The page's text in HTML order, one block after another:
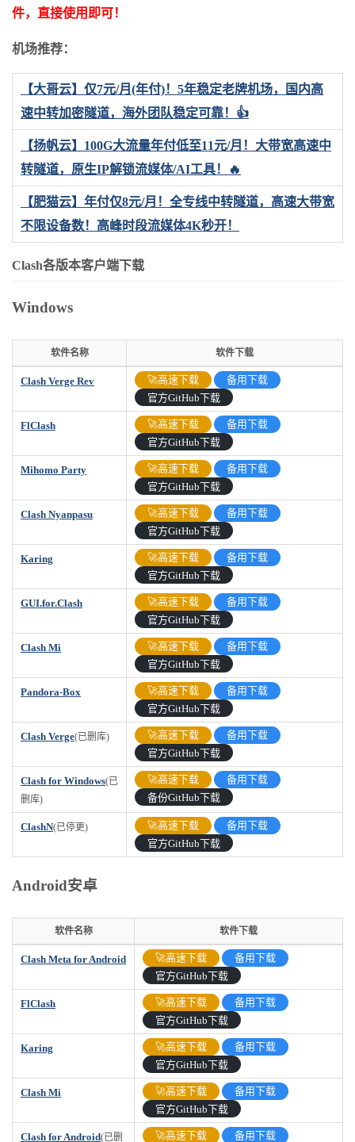
件，直接使用即可！
机场推荐：
【大哥云】仅7元/月(年付)！5年稳定老牌机场，国内高
速中转加密隧道，海外团队稳定可靠！👍
【扬帆云】100G大流量年付低至11元/月！大带宽高速中
转隧道，原生IP解锁流媒体/AI工具！🔥
【肥猫云】年付仅8元/月！全专线中转隧道，高速大带宽
不限设备数！高峰时段流媒体4K秒开！
Clash各版本客户端下载
Windows
软件名称 软件下载
软件名称 软件下载
Clash Verge Rev 🚀高速下载
备用下载
官方GitHub下载
FlClash 🚀高速下载
备用下载
官方GitHub下载
Mihomo Party 🚀高速下载
备用下载
官方GitHub下载
Clash Nyanpasu 🚀高速下载
备用下载
官方GitHub下载
Karing 🚀高速下载
备用下载
官方GitHub下载
GUI.for.Clash 🚀高速下载
备用下载
官方GitHub下载
Clash Mi 🚀高速下载
备用下载
官方GitHub下载
Pandora-Box 🚀高速下载
备用下载
官方GitHub下载
Clash Verge(已删库) 🚀高速下载
备用下载
官方GitHub下载
Clash for Windows(已
删库)
🚀高速下载
备用下载
备份GitHub下载
ClashN(已停更) 🚀高速下载
备用下载
官方GitHub下载
Android安卓
软件名称 软件下载
软件名称 软件下载
Clash Meta for Android 🚀高速下载
备用下载
官方GitHub下载
FlClash 🚀高速下载
备用下载
官方GitHub下载
Karing 🚀高速下载
备用下载
官方GitHub下载
Clash Mi 🚀高速下载
备用下载
官方GitHub下载
Clash for Android(已删 🚀高速下载 备用下载